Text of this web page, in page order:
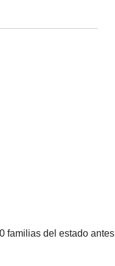
familias del estado antes